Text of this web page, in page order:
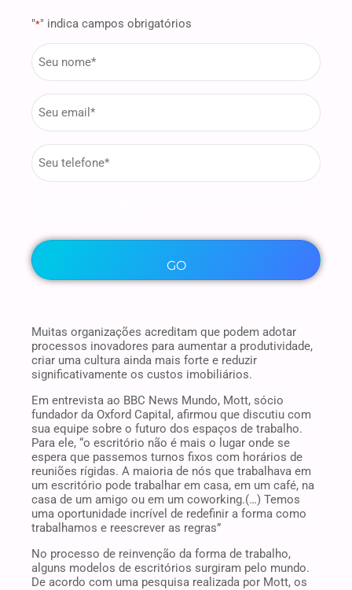
"*" indica campos obrigatórios
firstname
Email
phone
Muitas organizações acreditam que podem adotar
processos inovadores para aumentar a produtividade,
criar uma cultura ainda mais forte e reduzir
significativamente os custos imobiliários.
Em entrevista ao BBC News Mundo, Mott, sócio
fundador da Oxford Capital, afirmou que discutiu com
sua equipe sobre o futuro dos espaços de trabalho.
Para ele, “o escritório não é mais o lugar onde se
espera que passemos turnos fixos com horários de
reuniões rígidas. A maioria de nós que trabalhava em
um escritório pode trabalhar em casa, em um café, na
casa de um amigo ou em um coworking.(…) Temos
uma oportunidade incrível de redefinir a forma como
trabalhamos e reescrever as regras”
No processo de reinvenção da forma de trabalho,
alguns modelos de escritórios surgiram pelo mundo.
De acordo com uma pesquisa realizada por Mott, os